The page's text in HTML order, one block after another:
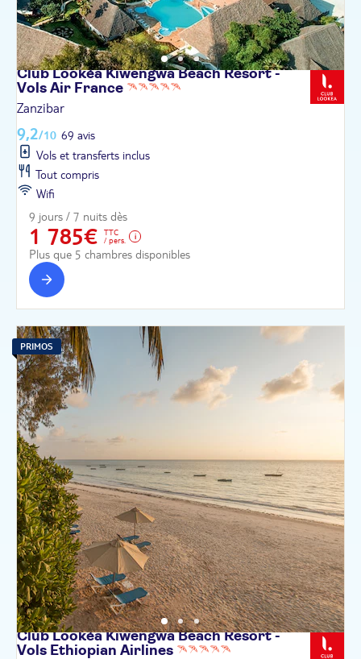
Club Lookéa Kiwengwa Beach Resort -
Vols Air France
Zanzibar
9,2/10 69 avis
Vols et transferts inclus
Tout compris
Wifi
9 jours / 7 nuits dès
1 785€
TTC
/ pers.
Plus que 5 chambres disponibles
PRIMOS
Club Lookéa Kiwengwa Beach Resort -
Vols Ethiopian Airlines